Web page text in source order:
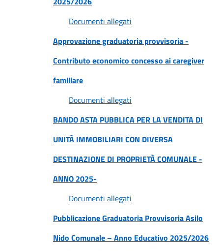
Documenti allegati
Approvazione graduatoria provvisoria -
Contributo economico concesso ai caregiver
familiare
Documenti allegati
BANDO ASTA PUBBLICA PER LA VENDITA DI
UNITÀ IMMOBILIARI CON DIVERSA
DESTINAZIONE DI PROPRIETÀ COMUNALE -
ANNO 2025-
Documenti allegati
Pubblicazione Graduatoria Provvisoria Asilo
Nido Comunale – Anno Educativo 2025/2026